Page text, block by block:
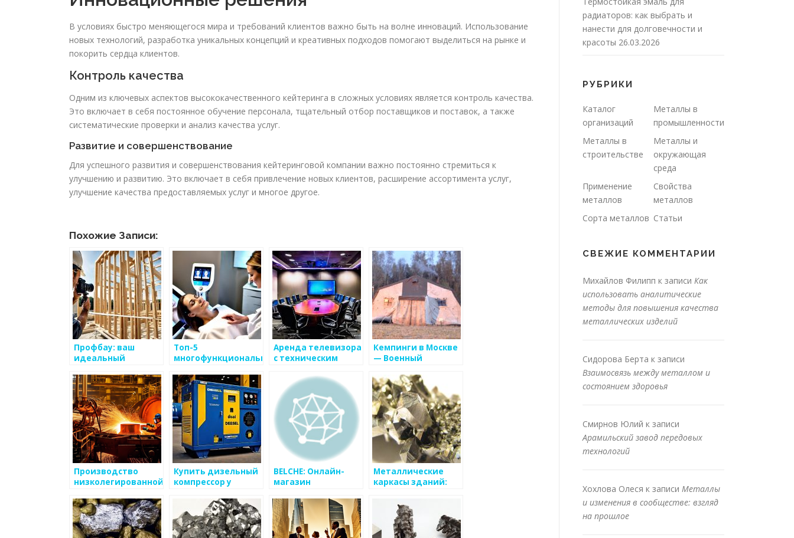
В условиях быстро меняющегося мира и требований клиентов важно быть на волне инноваций. Использование
новых технологий, разработка уникальных концепций и креативных подходов помогают выделиться на рынке и
покорить сердца клиентов.
Контроль качества
Одним из ключевых аспектов высококачественного кейтеринга в сложных условиях является контроль качества.
Это включает в себя постоянное обучение персонала, тщательный отбор поставщиков и поставок, а также
систематические проверки и анализ качества услуг.
Развитие и совершенствование
Для успешного развития и совершенствования кейтеринговой компании важно постоянно стремиться к
улучшению и развитию. Это включает в себя привлечение новых клиентов, расширение ассортимента услуг,
улучшение качества предоставляемых услуг и многое другое.
Похожие Записи:
Профбау: ваш
идеальный
строительства и
ремонта
Топ-5
многофункциональных
салонов красоты:
эффективность и
инновации
Аренда телевизора
с техническим
RL-TECH
Кемпинги в Москве
— Военный
«КP125.RU»
Производство
низколегированной
этапы и
особенности
Купить дизельный
компрессор у
BELCHE: Онлайн-
магазин
бытовой техники
Металлические
каркасы зданий:
особенности
радиаторов: как выбрать и
нанести для долговечности и
красоты 26.03.2026
РУБРИКИ
Каталог
организаций
Металлы в
промышленности
Металлы в
строительстве
Металлы и
окружающая
среда
Применение
металлов
Свойства
металлов
Сорта металлов Статьи
СВЕЖИЕ КОММЕНТАРИИ
Михайлов Филипп к записи Как
использовать аналитические
методы для повышения качества
металлических изделий
Сидорова Берта к записи
Взаимосвязь между металлом и
состоянием здоровья
Смирнов Юлий к записи
Арамильский завод передовых
технологий
Хохлова Олеся к записи Металлы
и изменения в сообществе: взгляд
на прошлое